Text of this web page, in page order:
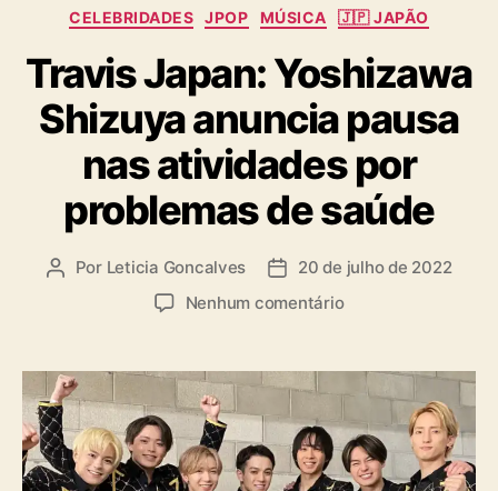
C
t
e
g
o
r
i
a
s
CELEBRIDADES JPOP MÚSICA 🇯🇵 JAPÃO
Travis Japan: Yoshizawa
Shizuya anuncia pausa
nas atividades por
problemas de saúde
A
r
d
o
p
o
Por Leticia Goncalves
D
d
e
u
20 de julho de 2022
Nenhum comentárioe
r
a
v
i
s